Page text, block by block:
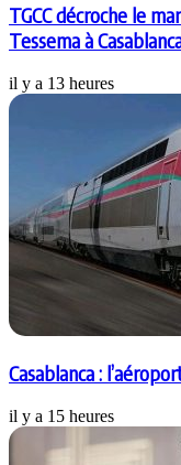
TGCC décroche le
Tessema à
il y a 13 heures
Casablanca :
il y a 15 heures